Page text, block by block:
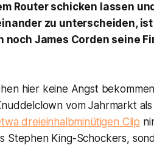
Router schicken lassen
zu unterscheiden, ist
James Corden seine
hier keine Angst
vom Jahrmarkt als
dreieinhalbminütigen Clip
King-Schockers,